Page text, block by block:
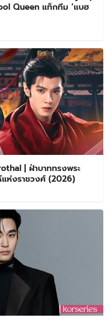
Queen แท็กทีม ‘แบฮ
| ฝ่าบาททรงพระ
ห่งราชวงศ์ (2026)